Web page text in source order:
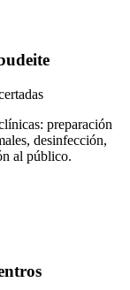
preparación
desinfección,
al público.